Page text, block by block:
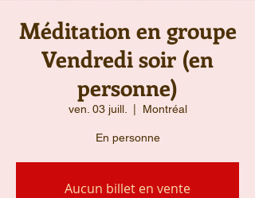
Méditation en groupe
Vendredi soir (en
personne)
ven. 03 juill. Montréal
En personne
Aucun billet en vente